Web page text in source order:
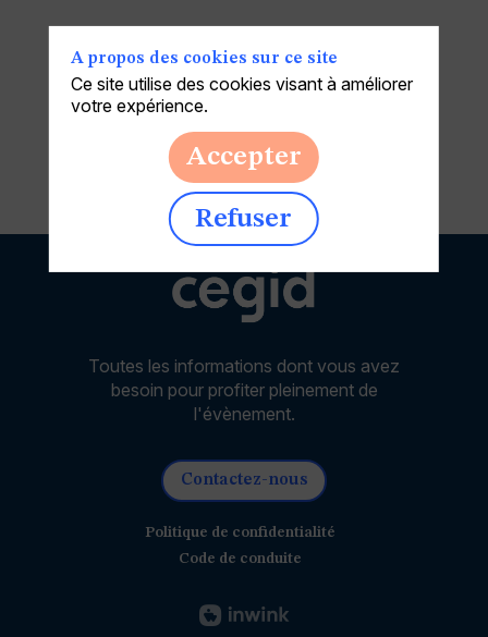
Toutes les informations dont vous avez
besoin pour profiter pleinement de
l'évènement.
Contactez-nous
Politique de confidentialité
Code de conduite
A propos des cookies sur ce site
Ce site utilise des cookies visant à améliorer
votre expérience.
Accepter
Refuser